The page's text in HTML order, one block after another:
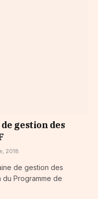
gestion des
2018
de gestion des
du Programme de